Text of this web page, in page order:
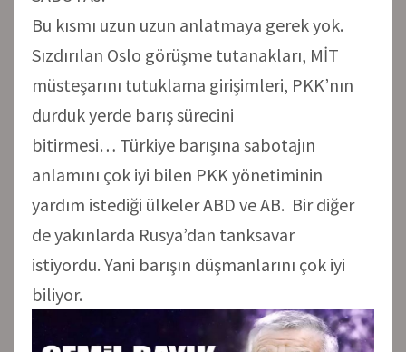
Bu kısmı uzun uzun anlatmaya gerek yok.
Sızdırılan Oslo görüşme tutanakları, MİT
müsteşarını tutuklama girişimleri, PKK’nın
durduk yerde barış sürecini
bitirmesi… Türkiye barışına sabotajın
anlamını çok iyi bilen PKK yönetiminin
yardım istediği ülkeler ABD ve AB. Bir diğer
de yakınlarda Rusya’dan tanksavar
istiyordu. Yani barışın düşmanlarını çok iyi
biliyor.